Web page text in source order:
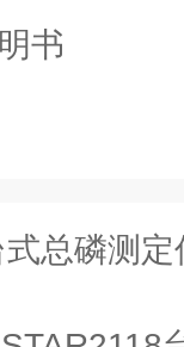
书
总磷测